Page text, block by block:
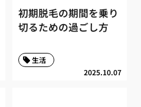
初期脱毛の期間を乗り
切るための過ごし方
2025.10.07
生活